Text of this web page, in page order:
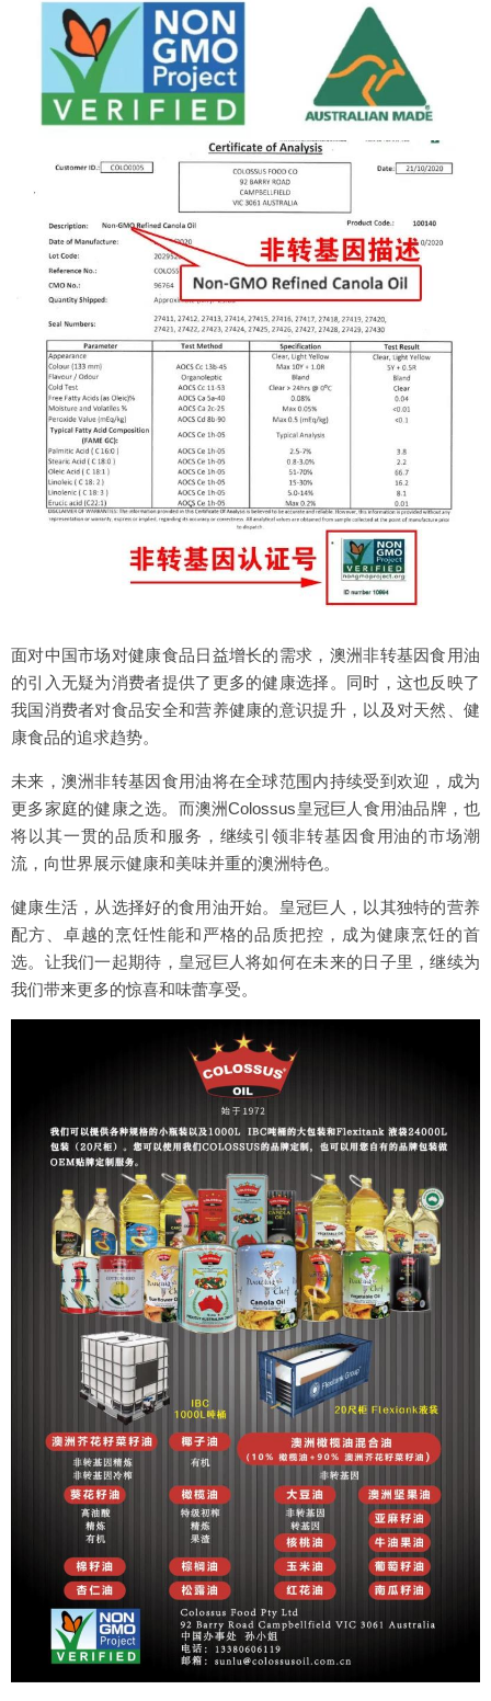
面对中国市场对健康食品日益增长的需求，澳洲非转基因食用油
的引入无疑为消费者提供了更多的健康选择。同时，这也反映了
我国消费者对食品安全和营养健康的意识提升，以及对天然、健
康食品的追求趋势。
未来，澳洲非转基因食用油将在全球范围内持续受到欢迎，成为
更多家庭的健康之选。而澳洲Colossus皇冠巨人食用油品牌，也
将以其一贯的品质和服务，继续引领非转基因食用油的市场潮
流，向世界展示健康和美味并重的澳洲特色。
健康生活，从选择好的食用油开始。皇冠巨人，以其独特的营养
配方、卓越的烹饪性能和严格的品质把控，成为健康烹饪的首
选。让我们一起期待，皇冠巨人将如何在未来的日子里，继续为
我们带来更多的惊喜和味蕾享受。